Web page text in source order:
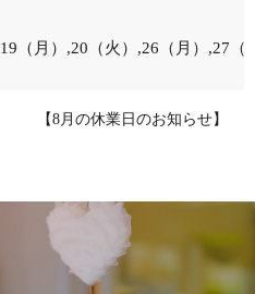
19（月） ,20（火）,26（月）,27（
【8月の休業日のお知らせ】